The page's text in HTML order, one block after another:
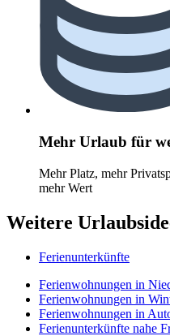
Mehr Urlaub für
Mehr Platz, mehr
mehr Wert
Weitere
Ferienunterkünfte
Ferienwohnungen in
Ferienwohnungen in
Ferienwohnungen in
Ferienunterkünfte nahe